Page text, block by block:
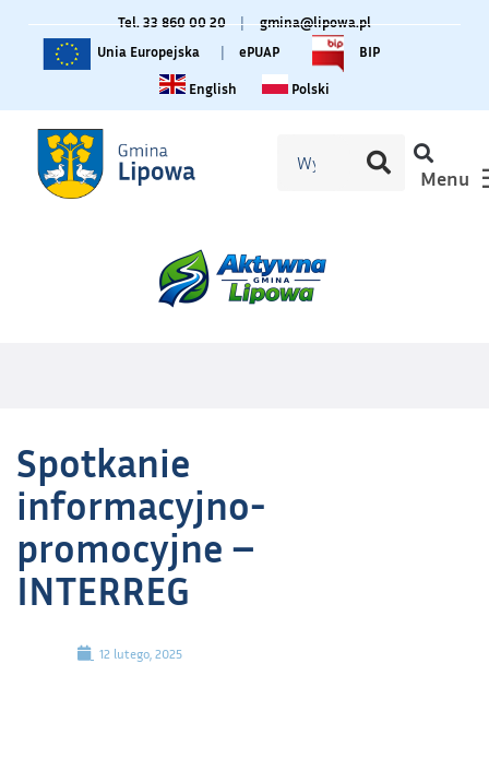
Tel. 33 860 00 20 |
gmina@lipowa.pl
Unia Europejska
| ePUAP
BIP
Change language to English
English Zmiana języka na polski
Polski
Menu
Spotkanie
informacyjno-
promocyjne –
INTERREG
12 lutego, 2025